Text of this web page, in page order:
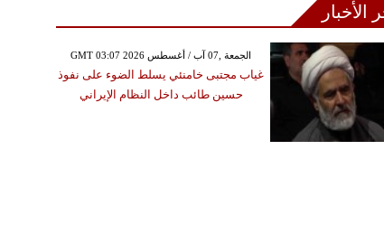
الأخبار
GMT 03:07 2026 الجمعة ,07 آب / أغسطس
غياب مجتبى خامنئي يسلط الضوء على نفوذ
حسين طائب داخل النظام الإيراني